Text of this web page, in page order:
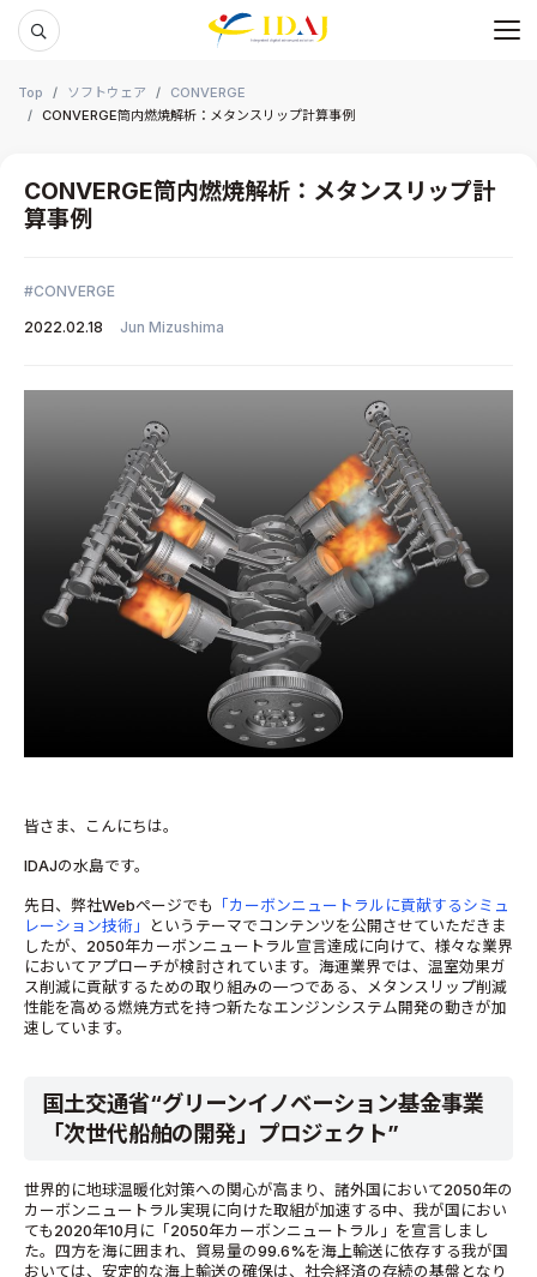
メ
Top ソフトウェア
CONVERGE
CONVERGE筒内燃焼解析：メタンスリップ計算事例
CONVERGE筒内燃焼解析：メタンスリップ計
算事例
CONVERGE
2022.02.18
Jun Mizushima
皆さま、こんにちは。
IDAJの水島です。
先日、弊社Webページでも
「カーボンニュートラルに貢献するシミュ
レーション技術」
というテーマでコンテンツを公開させていただきま
したが、2050年カーボンニュートラル宣言達成に向けて、様々な業界
においてアプローチが検討されています。海運業界では、温室効果ガ
ス削減に貢献するための取り組みの一つである、メタンスリップ削減
性能を高める燃焼方式を持つ新たなエンジンシステム開発の動きが加
速しています。
国土交通省“グリーンイノベーション基金事業
「次世代船舶の開発」プロジェクト”
世界的に地球温暖化対策への関心が高まり、諸外国において2050年の
カーボンニュートラル実現に向けた取組が加速する中、我が国におい
ても2020年10月に「2050年カーボンニュートラル」を宣言しまし
た。四方を海に囲まれ、貿易量の99.6%を海上輸送に依存する我が国
おいては、安定的な海上輸送の確保は、社会経済の存続の基盤となり